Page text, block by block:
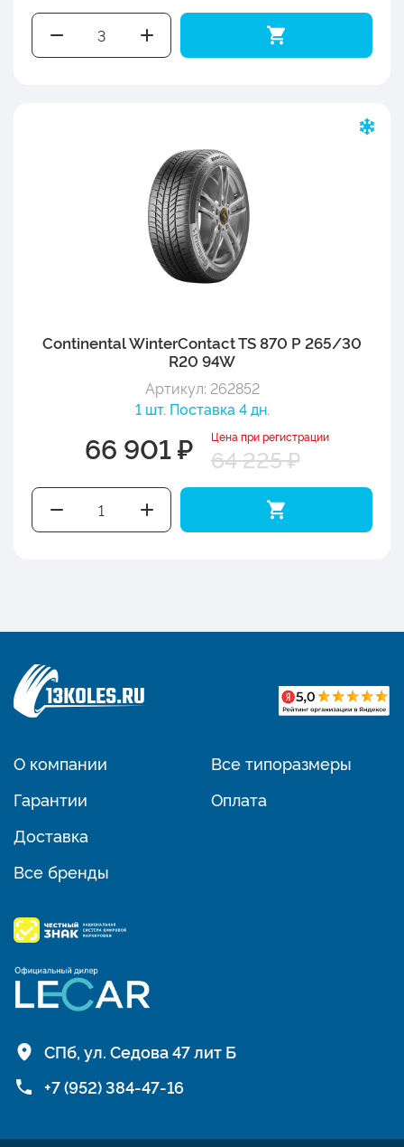
Continental WinterContact TS 870 P 265/30
R20 94W
Артикул: 262852
1 шт. Поставка 4 дн.
66 901 ₽ Цена при регистрации
64 225 ₽
О компании
Гарантии
Доставка
Все бренды
Все типоразмеры
Оплата
СПб, ул. Седова 47 лит Б
+7 (952) 384-47-16